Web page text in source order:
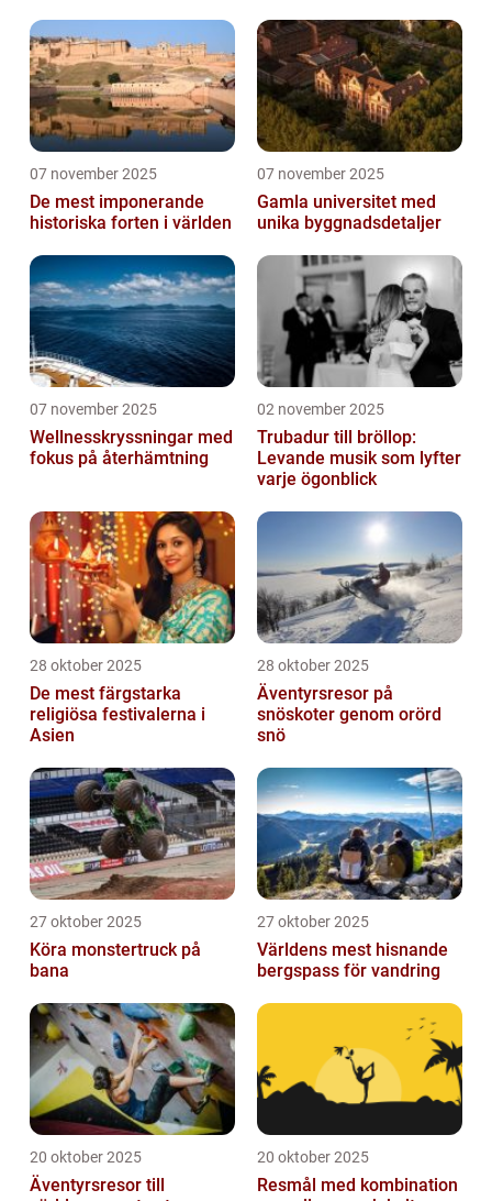
07 november 2025
De mest imponerande
historiska forten i världen
07 november 2025
Gamla universitet med
unika byggnadsdetaljer
07 november 2025
Wellnesskryssningar med
fokus på återhämtning
02 november 2025
Trubadur till bröllop:
Levande musik som lyfter
varje ögonblick
28 oktober 2025
De mest färgstarka
religiösa festivalerna i
Asien
28 oktober 2025
Äventyrsresor på
snöskoter genom orörd
snö
27 oktober 2025
Köra monstertruck på
bana
27 oktober 2025
Världens mest hisnande
bergspass för vandring
20 oktober 2025
Äventyrsresor till
20 oktober 2025
Resmål med kombination